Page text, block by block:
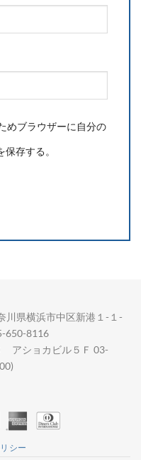
めブラウザーに自分の
存する。
川県横浜市中区新港１-１-
650-8116
アショカビル５Ｆ 03-
シー